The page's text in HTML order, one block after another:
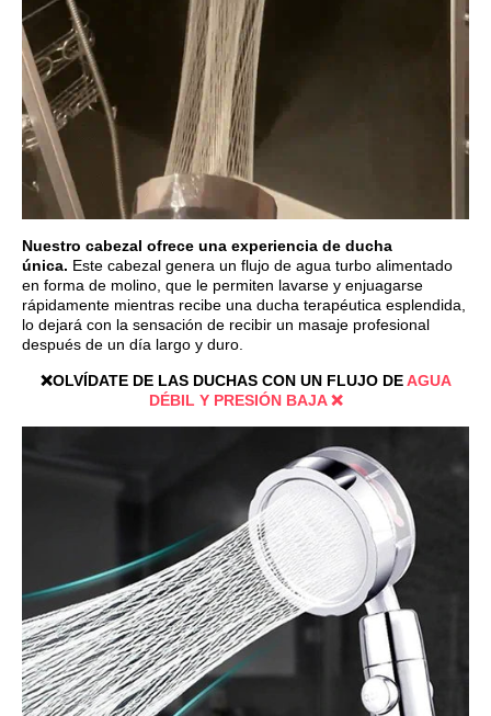
Nuestro cabezal ofrece una experiencia de ducha
única. Este cabezal genera un flujo de agua turbo alimentado
en forma de molino, que le permiten lavarse y enjuagarse
rápidamente mientras recibe una ducha terapéutica esplendida,
lo dejará con la sensación de recibir un masaje profesional
después de un día largo y duro.
❌OLVÍDATE DE LAS DUCHAS CON UN FLUJO DEAGUA
DÉBIL Y PRESIÓN BAJA ❌